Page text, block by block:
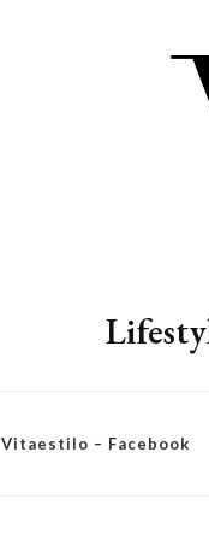
Vitaestilo – Facebook